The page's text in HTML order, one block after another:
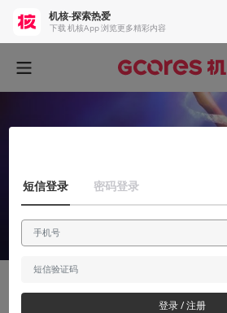
有感而发
机核-探索热爱
下载 机核App 浏览更多精彩内容
短信登录 密码登录
登录 / 注册